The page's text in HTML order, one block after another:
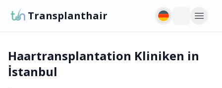
Transplanthair
Haartransplantation Kliniken in
İstanbul